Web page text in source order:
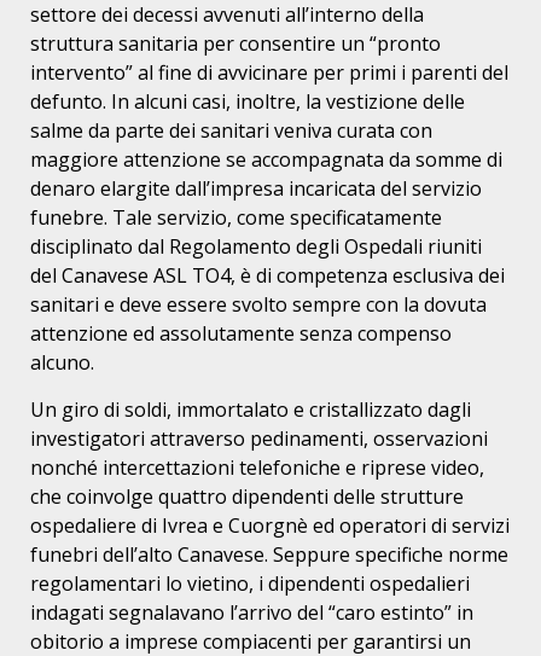
settore dei decessi avvenuti all’interno della
struttura sanitaria per consentire un “pronto
intervento” al fine di avvicinare per primi i parenti del
defunto. In alcuni casi, inoltre, la vestizione delle
salme da parte dei sanitari veniva curata con
maggiore attenzione se accompagnata da somme di
denaro elargite dall’impresa incaricata del servizio
funebre. Tale servizio, come specificatamente
disciplinato dal Regolamento degli Ospedali riuniti
del Canavese ASL TO4, è di competenza esclusiva dei
sanitari e deve essere svolto sempre con la dovuta
attenzione ed assolutamente senza compenso
alcuno.
Un giro di soldi, immortalato e cristallizzato dagli
investigatori attraverso pedinamenti, osservazioni
nonché intercettazioni telefoniche e riprese video,
che coinvolge quattro dipendenti delle strutture
ospedaliere di Ivrea e Cuorgnè ed operatori di servizi
funebri dell’alto Canavese. Seppure specifiche norme
regolamentari lo vietino, i dipendenti ospedalieri
indagati segnalavano l’arrivo del “caro estinto” in
obitorio a imprese compiacenti per garantirsi un